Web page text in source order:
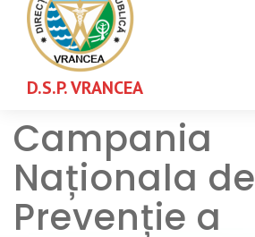
D.S.P. VRANCEA
Campania
Naționala de
Prevenție a